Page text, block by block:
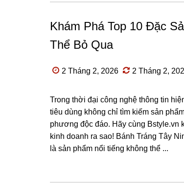
Khám Phá Top 10 Đặc
Thể Bỏ Qua
2 Tháng 2, 2026 2 Tháng 2,
Trong thời đại công nghệ thông tin
tiêu dùng không chỉ tìm kiếm sản
phương độc đáo. Hãy cùng Bstyle.vn
kinh doanh ra sao! Bánh Tráng Tây
là sản phẩm nổi tiếng không thể ...